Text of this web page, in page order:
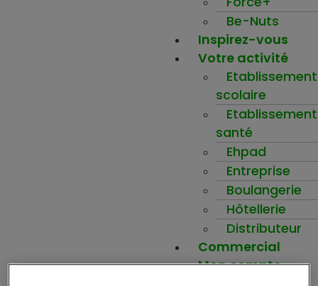
Be-Nuts
Inspirez-vous
Votre activité
Etablissement
scolaire
santé
Ehpad
Entreprise
Boulangerie
Hôtellerie
Distributeur
Commercial
Mon compte